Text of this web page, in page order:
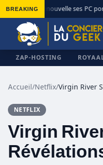
BREAKING
◆ MSI renouvelle ses PC
ZAP-HOSTING
Accueil/Netflix/
NETFLIX
Virgin